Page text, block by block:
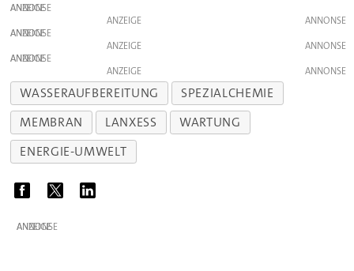
ANZEIGE
ANZEIGE
ANZEIGE
ANZEIGE
ANZEIGE
ANZEIGE
WASSERAUFBEREITUNG
SPEZIALCHEMIE
MEMBRAN
LANXESS
WARTUNG
ENERGIE-UMWELT
ANZEIGE